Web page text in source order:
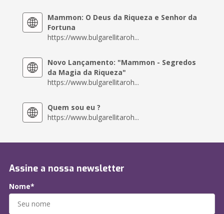
Mammon: O Deus da Riqueza e Senhor da
Fortuna
https://www.bulgarellitaroh...
Novo Lançamento: "Mammon - Segredos
da Magia da Riqueza"
https://www.bulgarellitaroh...
Quem sou eu ?
https://www.bulgarellitaroh...
Assine a nossa newsletter
Nome*